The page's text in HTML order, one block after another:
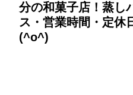
分の和菓子店！蒸し
ス・営業時間・定休
(^o^)